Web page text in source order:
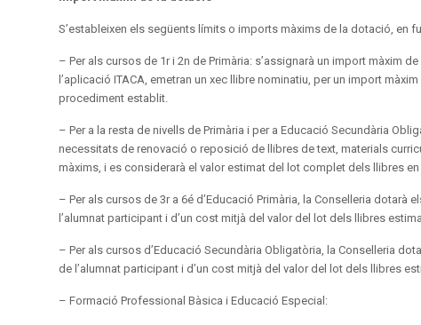
S’estableixen els següents límits o imports màxims de la dotació, en
– Per als cursos de 1r i 2n de Primària: s’assignarà un import màxim
l’aplicació ITACA, emetran un xec llibre nominatiu, per un import
procediment establit.
– Per a la resta de nivells de Primària i per a Educació Secundària
necessitats de renovació o reposició de llibres de text, materials
màxims, i es considerarà el valor estimat del lot complet dels llibres
– Per als cursos de 3r a 6é d’Educació Primària, la Conselleria
l’alumnat participant i d’un cost mitjà del valor del lot dels llibres
– Per als cursos d’Educació Secundària Obligatòria, la Conselleria
de l’alumnat participant i d’un cost mitjà del valor del lot dels llibres
– Formació Professional Bàsica i Educació Especial: